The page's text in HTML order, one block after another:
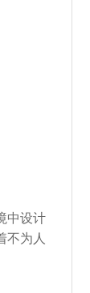
中设计
不为人